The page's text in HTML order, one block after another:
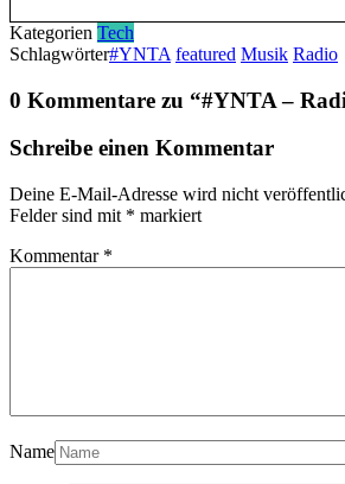
Kategorien Tech
Schlagwörter#YNTA featured Musik Radio
0 Kommentare zu “#YNTA –
Schreibe einen Kommentar
Deine E-Mail-Adresse wird nicht
Felder sind mit * markiert
Kommentar *
Name